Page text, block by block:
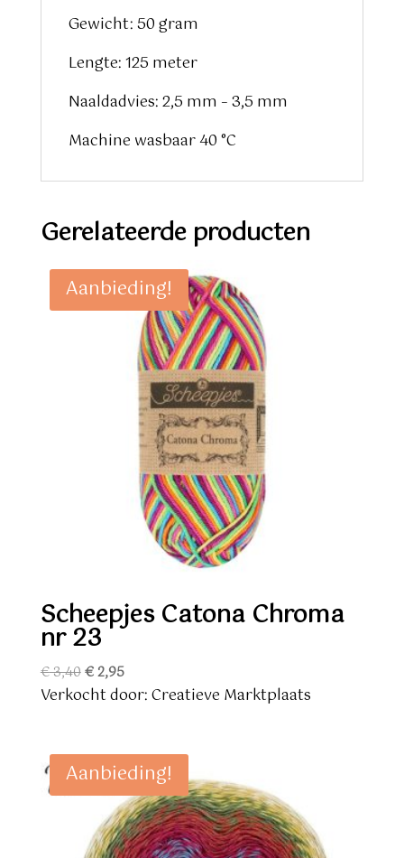
Gewicht: 50 gram
Lengte: 125 meter
Naaldadvies: 2,5 mm – 3,5 mm
Machine wasbaar 40 °C
Gerelateerde producten
Aanbieding!
Scheepjes Catona Chroma
nr 23
€3,40Oorspronkelijke
prijs
€2,95Huidige
prijs
Verkocht door: Creatieve Marktplaats
Aanbieding!